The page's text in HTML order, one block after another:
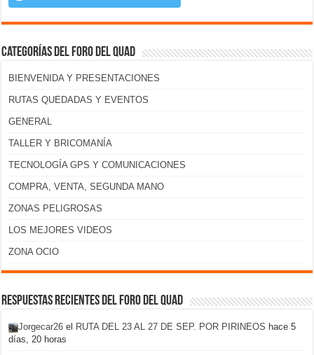
Categorías del foro del Quad
BIENVENIDA Y PRESENTACIONES
RUTAS QUEDADAS Y EVENTOS
GENERAL
TALLER Y BRICOMANÍA
TECNOLOGÍA GPS Y COMUNICACIONES
COMPRA, VENTA, SEGUNDA MANO
ZONAS PELIGROSAS
LOS MEJORES VIDEOS
ZONA OCIO
Respuestas recientes del foro del Quad
Jorgecar26 el RUTA DEL 23 AL 27 DE SEP. POR PIRINEOS hace 5
días, 20 horas